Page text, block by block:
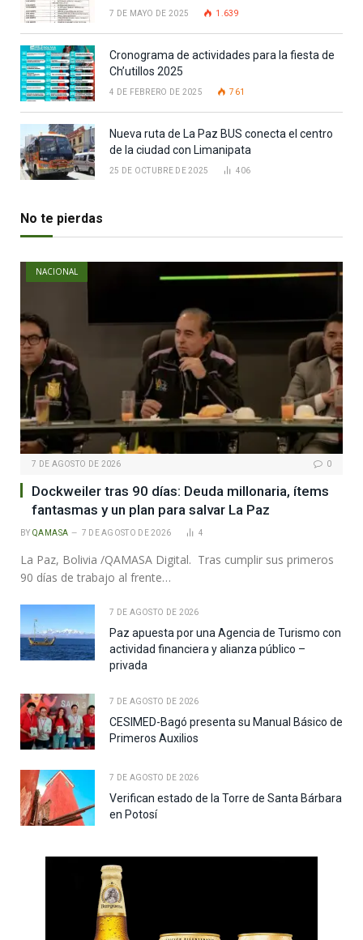
7 DE MAYO DE 2025 1.639
Cronograma de actividades para la fiesta de
Ch’utillos 2025
4 DE FEBRERO DE 2025 761
Nueva ruta de La Paz BUS conecta el centro
de la ciudad con Limanipata
25 DE OCTUBRE DE 2025 406
No te pierdas
NACIONAL
7 DE AGOSTO DE 2026 0
Dockweiler tras 90 días: Deuda millonaria, ítems
fantasmas y un plan para salvar La Paz
BY QAMASA 7 DE AGOSTO DE 2026 4
La Paz, Bolivia /QAMASA Digital. Tras cumplir sus primeros
90 días de trabajo al frente…
7 DE AGOSTO DE 2026
Paz apuesta por una Agencia de Turismo con
actividad financiera y alianza público –
privada
7 DE AGOSTO DE 2026
CESIMED-Bagó presenta su Manual Básico de
Primeros Auxilios
7 DE AGOSTO DE 2026
Verifican estado de la Torre de Santa Bárbara
en Potosí